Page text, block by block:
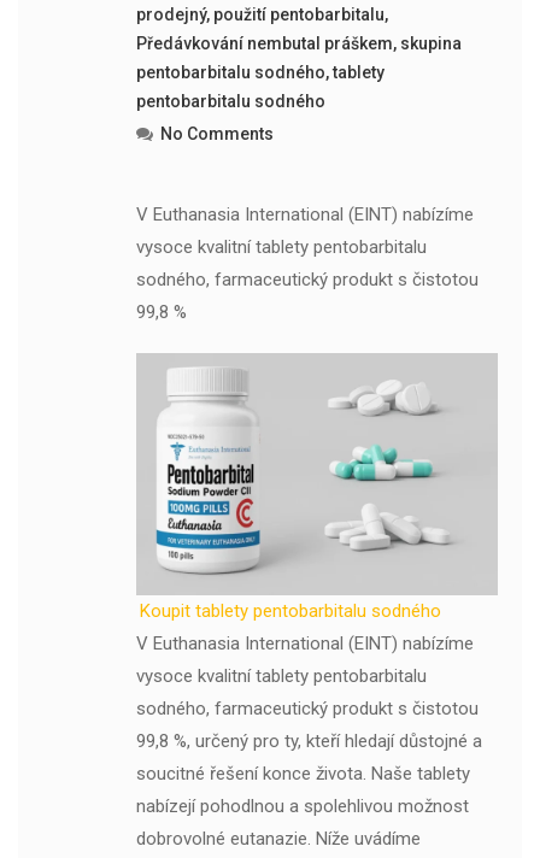
prodejný, použití pentobarbitalu,
Předávkování nembutal práškem, skupina
pentobarbitalu sodného,tablety
pentobarbitalu sodného
No Comments
V Euthanasia International (EINT) nabízíme
vysoce kvalitní tablety pentobarbitalu
sodného, ​​farmaceutický produkt s čistotou
99,8 %
Koupit tablety pentobarbitalu sodného
V Euthanasia International (EINT) nabízíme
vysoce kvalitní tablety pentobarbitalu
sodného, ​​farmaceutický produkt s čistotou
99,8 %, určený pro ty, kteří hledají důstojné a
soucitné řešení konce života. Naše tablety
nabízejí pohodlnou a spolehlivou možnost
dobrovolné eutanazie. Níže uvádíme